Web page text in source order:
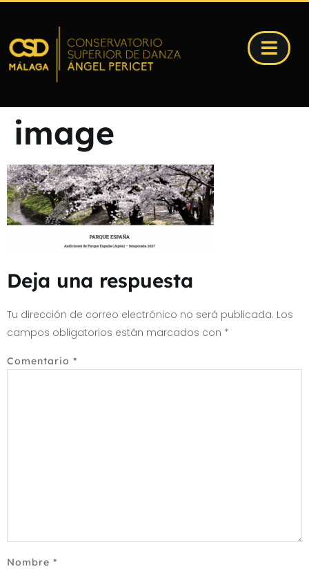
image
Deja una respuesta
Tu dirección de correo electrónico no será publicada. Los
campos obligatorios están marcados con *
Comentario *
Nombre *